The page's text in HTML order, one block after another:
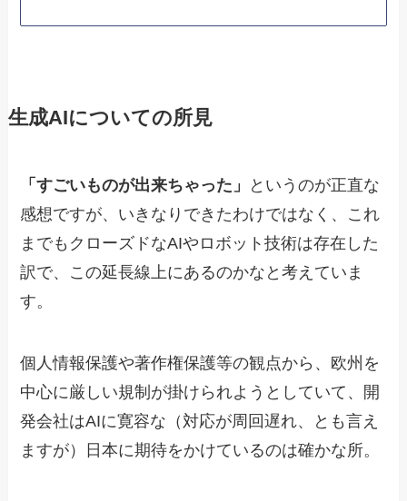
生成AIについての所見
「すごいものが出来ちゃった」
というのが正直な
感想ですが、いきなりできたわけではなく、これ
までもクローズドなAIやロボット技術は存在した
訳で、この延長線上にあるのかなと考えていま
す。
個人情報保護や著作権保護等の観点から、欧州を
中心に厳しい規制が掛けられようとしていて、開
発会社はAIに寛容な（対応が周回遅れ、とも言え
ますが）日本に期待をかけているのは確かな所。